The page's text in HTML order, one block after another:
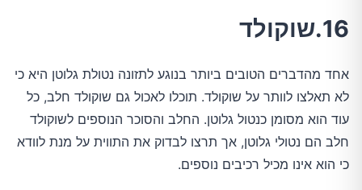
16.שוקולד
אחד מהדברים הטובים ביותר בנוגע לתזונה נטולת גלוטן היא כי
לא תאלצו לוותר על שוקולד. תוכלו לאכול גם שוקולד חלב, כל
עוד הוא מסומן כנטול גלוטן. החלב והסוכר הנוספים לשוקולד
חלב הם נטולי גלוטן, אך תרצו לבדוק את התווית על מנת לוודא
כי הוא אינו מכיל רכיבים נוספים.